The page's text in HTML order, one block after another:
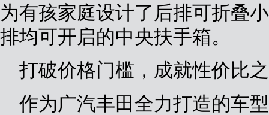
为有孩家庭设计了后排可折叠
排均可开启的中央扶手箱。
打破价格门槛，成就性价比
作为广汽丰田全力打造的车